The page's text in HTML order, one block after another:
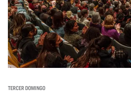
TERCER DOMINGO